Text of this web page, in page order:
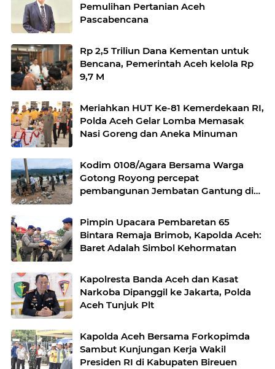
Pemulihan Pertanian Aceh
Pascabencana
Rp 2,5 Triliun Dana Kementan untuk
Bencana, Pemerintah Aceh kelola Rp
9,7 M
Meriahkan HUT Ke-81 Kemerdekaan RI,
Polda Aceh Gelar Lomba Memasak
Nasi Goreng dan Aneka Minuman
Kodim 0108/Agara Bersama Warga
Gotong Royong percepat
pembangunan Jembatan Gantung di
Pimpin Upacara Pembaretan 65
Bintara Remaja Brimob, Kapolda Aceh:
Baret Adalah Simbol Kehormatan
Kapolresta Banda Aceh dan Kasat
Narkoba Dipanggil ke Jakarta, Polda
Aceh Tunjuk Plt
Kapolda Aceh Bersama Forkopimda
Sambut Kunjungan Kerja Wakil
Presiden RI di Kabupaten Bireuen